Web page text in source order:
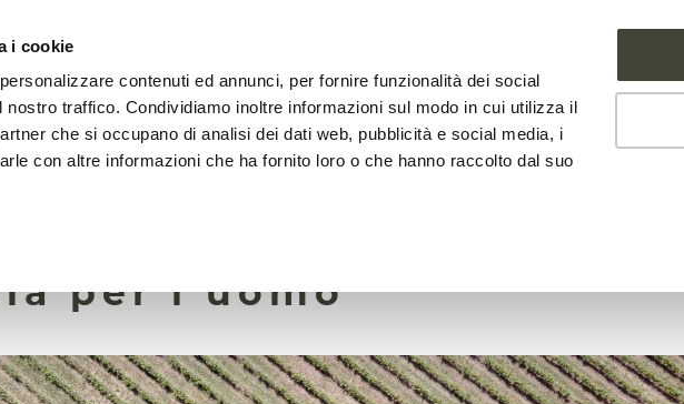
i cookie
contenuti ed annunci, per fornire funzionalità dei social
nostro traffico. Condividiamo inoltre informazioni sul modo in cui utilizza il
che si occupano di analisi dei dati web, pubblicità e social media, i
con altre informazioni che ha fornito loro o che hanno raccolto dal suo
LA FONDAZIONE ATTIVITÀ RISORSE LIGHTHOUSE FARMS NEWS
è la principale
per l’uomo